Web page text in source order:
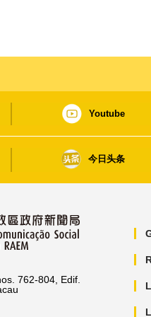
Youtube
今日头条
762-804, Edif.